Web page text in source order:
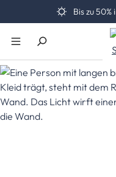
Zum HauptinhaltBis zu